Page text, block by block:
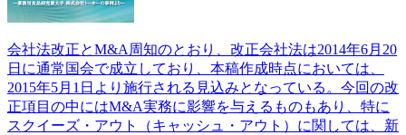
会社法改正とM&A周知のとおり、改正会社法は2014年6月20
日に通常国会で成立しており、本稿作成時点においては、
2015年5月1日より施行される見込みとなっている。今回の改
正項目の中にはM&A実務に影響を与えるものもあり、特に
スクイーズ・アウト（キャッシュ・アウト）に関しては、新